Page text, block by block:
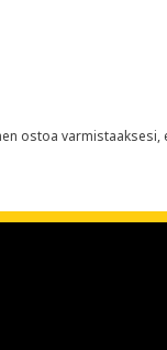
ostoa varmistaaksesi,